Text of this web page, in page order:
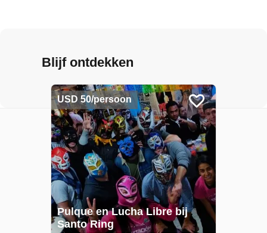
Blijf ontdekken
USD 50/persoon
Pulque en Lucha Libre bij
Santo Ring